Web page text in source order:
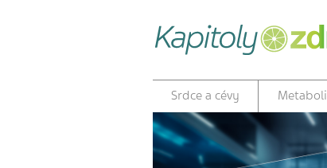
Srdce a cévy